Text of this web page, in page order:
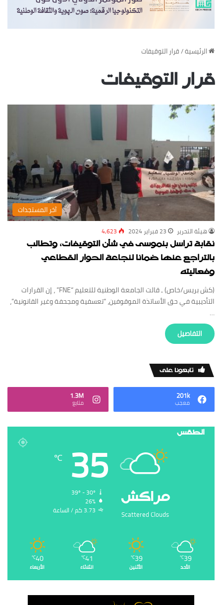
‏الرئيسية/قرار التوقيفات
قرار التوقيفات
‏آخر المستجدات
‏هيئة ‏التحرير 23 فبراير 2024 4,623
نقابة تراسل بنموسى في شأن التوقيفات، وتطالب
بالتراجع عنها ضمانا لنجاعة الحوار القطاعي
وفعاليته
(كش بريس/خاص) ـ قالت الجامعة الوطنية للتعليم “FNE” ، إن القرارات
التأديبية في حق الأساتذة الموقوفين، “تعسفية ومجحفة وغير القانونية”،
…
‏التفاصيل
‏تابعونا على
201k
‏معجب
1.3M
‏متابع
الطقس
‏مراكش
Scattered Clouds
35
℃
26%
3.73 ‏كم / الساعة
39
℃
الأحد
39
℃
الأثنين
41
℃
الثلاثاء
40
℃
الأربعاء